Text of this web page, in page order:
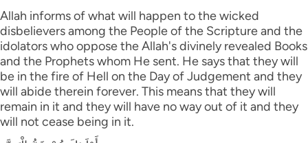
Allah informs of what will happen to the wicked
disbelievers among the People of the Scripture and the
idolators who oppose the Allah's divinely revealed Books
and the Prophets whom He sent. He says that they will
be in the fire of Hell on the Day of Judgement and they
will abide therein forever. This means that they will
remain in it and they will have no way out of it and they
will not cease being in it.